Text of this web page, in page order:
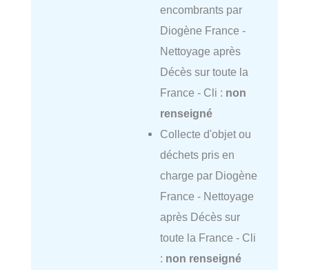
encombrants par
Diogène France -
Nettoyage après
Décès sur toute la
France - Cli : non
renseigné
Collecte d'objet ou
déchets pris en
charge par Diogène
France - Nettoyage
après Décès sur
toute la France - Cli
: non renseigné